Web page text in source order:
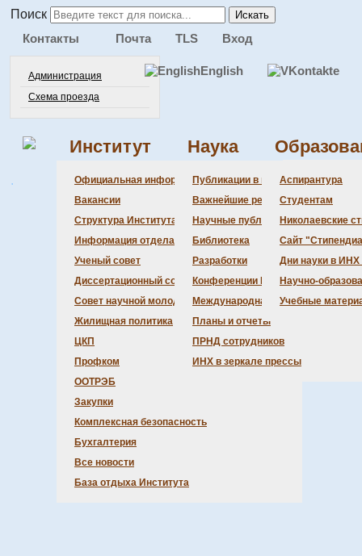
Поиск Искать
Контакты
Администрация
Схема проезда
Почта TLS Вход
English
Институт
Официальная информация
Бланки
История
Локальные
Вакансии
Структура Института
Информация отдела кадров
Ученый совет
Состав
Повестка
Информация
Диссертационный совет
Состав
Даты защит
Шифры
Совет научной молодежи
Состав СНМ
Жилищная политика
ЦКП
Профком
ООТРЭБ
Закупки
Комплексная безопасность
Бухгалтерия
Все новости
Новости
Награды
База отдыха Института
Наука
Публикации в ведущих журналах
Важнейшие результаты
Научные публикации сотрудников
Библиотека
Разработки
Конференции Института
Международная деятельность
Планы и отчеты
ПРНД сотрудников
ИНХ в зеркале прессы
Аспирантура
Студентам
Николаевские
Сайт
Дни науки в
Научно-
Учебные
.